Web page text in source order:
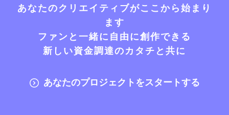
あなたのクリエイティブがここから始まり
ます
ファンと一緒に自由に創作できる
新しい資金調達のカタチと共に
あなたのプロジェクトをスタートする